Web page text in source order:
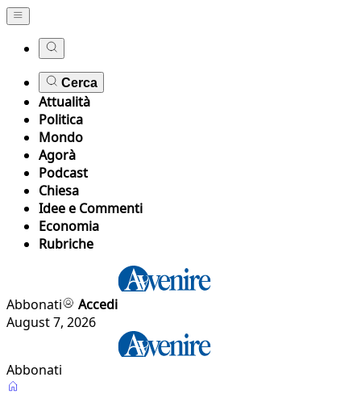
Cerca
Attualità
Politica
Mondo
Agorà
Podcast
Chiesa
Idee e Commenti
Economia
Rubriche
Abbonati
Accedi
August 7, 2026
Abbonati